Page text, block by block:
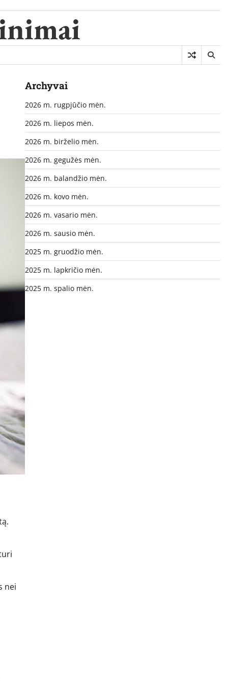
nei
Archyvai
2026 m. rugpjūčio mėn.
2026 m. liepos mėn.
2026 m. birželio mėn.
2026 m. gegužės mėn.
2026 m. balandžio mėn.
2026 m. kovo mėn.
2026 m. vasario mėn.
2026 m. sausio mėn.
2025 m. gruodžio mėn.
2025 m. lapkričio mėn.
2025 m. spalio mėn.